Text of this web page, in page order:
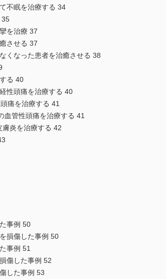
不眠を治療する 34
を治療 37
させる 37
なった患者を治癒させる 38
る 40
性頭痛を治療する 40
痛を治療する 41
管性頭痛を治療する 41
炎を治療する 42
事例 50
損傷した事例 50
事例 51
傷した事例 52
した事例 53